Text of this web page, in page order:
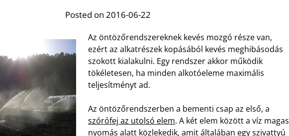
Posted on 2016-06-22
Az öntözőrendszereknek kevés mozgó része van,
ezért az alkatrészek kopásából kevés meghibásodás
szokott kialakulni. Egy rendszer akkor működik
tökéletesen, ha minden alkotóeleme maximális
teljesítményt ad.
Az öntözőrendszerben a bementi csap az első, a
szórófej az utolsó elem. A két elem között a víz magas
nyomás alatt közlekedik, amit általában egy szivattyú